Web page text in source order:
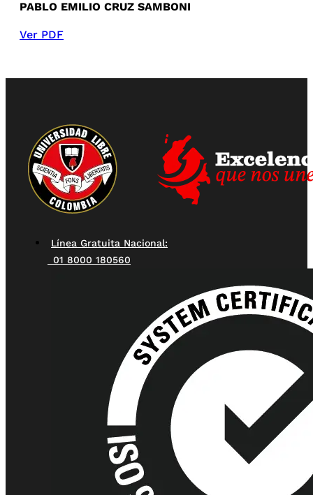
PABLO EMILIO CRUZ SAMBONI
Ver PDF
Línea Gratuita Nacional:
01 8000 180560